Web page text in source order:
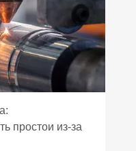
простои из‑за